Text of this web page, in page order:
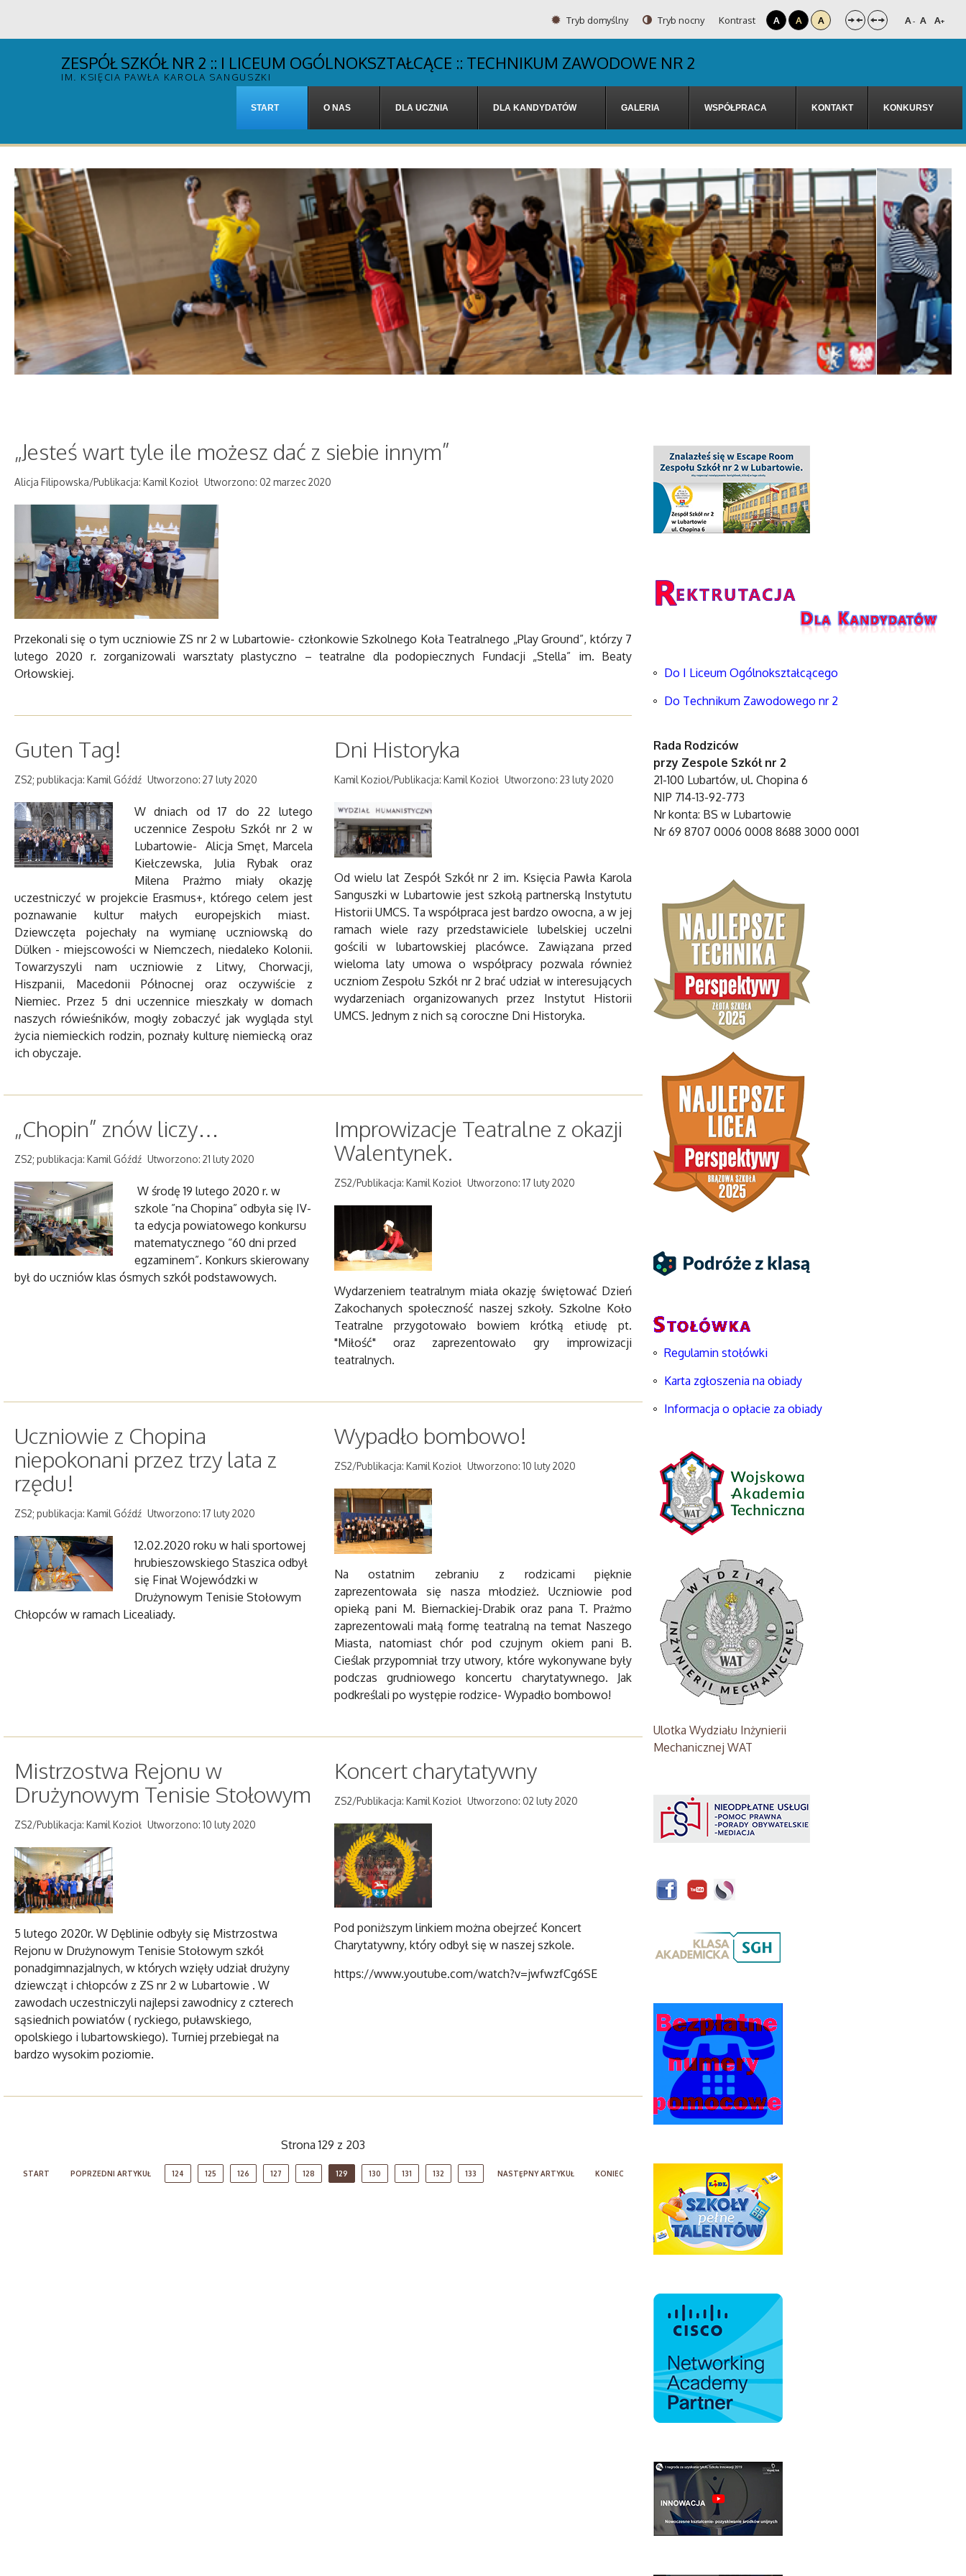
Tryb domyślny Tryb nocny Kontrast A A A A- A A+
ZESPÓŁ SZKÓŁ NR 2 :: I LICEUM OGÓLNOKSZTAŁCĄCE :: TECHNIKUM ZAWODOWE NR 2
IM. KSIĘCIA PAWŁA KAROLA SANGUSZKI
START O NAS DLA UCZNIA DLA KANDYDATÓW GALERIA WSPÓŁPRACA KONTAKT KONKURSY
„Jesteś wart tyle ile możesz dać z siebie innym”
Alicja Filipowska/Publikacja: Kamil Kozioł Utworzono: 02 marzec 2020
Przekonali się o tym uczniowie ZS nr 2 w Lubartowie- członkowie Szkolnego Koła Teatralnego „Play Ground”, którzy 7
lutego 2020 r. zorganizowali warsztaty plastyczno – teatralne dla podopiecznych Fundacji „Stella” im. Beaty
Orłowskiej.
Guten Tag!
ZS2; publikacja: Kamil Góźdź Utworzono: 27 luty 2020
W dniach od 17 do 22 lutego
uczennice Zespołu Szkół nr 2 w
Lubartowie- Alicja Smęt, Marcela
Kiełczewska, Julia Rybak oraz
Milena Prażmo miały okazję
uczestniczyć w projekcie Erasmus+, którego celem jest
poznawanie kultur małych europejskich miast.
Dziewczęta pojechały na wymianę uczniowską do
Dülken - miejscowości w Niemczech, niedaleko Kolonii.
Towarzyszyli nam uczniowie z Litwy, Chorwacji,
Hiszpanii, Macedonii Północnej oraz oczywiście z
Niemiec. Przez 5 dni uczennice mieszkały w domach
naszych rówieśników, mogły zobaczyć jak wygląda styl
życia niemieckich rodzin, poznały kulturę niemiecką oraz
ich obyczaje.
Dni Historyka
Kamil Kozioł/Publikacja: Kamil Kozioł Utworzono: 23 luty 2020
Od wielu lat Zespół Szkół nr 2 im. Księcia Pawła Karola
Sanguszki w Lubartowie jest szkołą partnerską Instytutu
Historii UMCS. Ta współpraca jest bardzo owocna, a w jej
ramach wiele razy przedstawiciele lubelskiej uczelni
gościli w lubartowskiej placówce. Zawiązana przed
wieloma laty umowa o współpracy pozwala również
uczniom Zespołu Szkół nr 2 brać udział w interesujących
wydarzeniach organizowanych przez Instytut Historii
UMCS. Jednym z nich są coroczne Dni Historyka.
„Chopin” znów liczy…
ZS2; publikacja: Kamil Góźdź Utworzono: 21 luty 2020
W środę 19 lutego 2020 r. w
szkole ”na Chopina” odbyła się IV-
ta edycja powiatowego konkursu
matematycznego “60 dni przed
egzaminem”. Konkurs skierowany
był do uczniów klas ósmych szkół podstawowych.
Improwizacje Teatralne z okazji
Walentynek.
ZS2/Publikacja: Kamil Kozioł Utworzono: 17 luty 2020
Wydarzeniem teatralnym miała okazję świętować Dzień
Zakochanych społeczność naszej szkoły. Szkolne Koło
Teatralne przygotowało bowiem krótką etiudę pt.
"Miłość" oraz zaprezentowało gry improwizacji
teatralnych.
Uczniowie z Chopina
niepokonani przez trzy lata z
rzędu!
ZS2; publikacja: Kamil Góźdź Utworzono: 17 luty 2020
12.02.2020 roku w hali sportowej
hrubieszowskiego Staszica odbył
się Finał Wojewódzki w
Drużynowym Tenisie Stołowym
Chłopców w ramach Licealiady.
Wypadło bombowo!
ZS2/Publikacja: Kamil Kozioł Utworzono: 10 luty 2020
Na ostatnim zebraniu z rodzicami pięknie
zaprezentowała się nasza młodzież. Uczniowie pod
opieką pani M. Biernackiej-Drabik oraz pana T. Prażmo
zaprezentowali małą formę teatralną na temat Naszego
Miasta, natomiast chór pod czujnym okiem pani B.
Cieślak przypomniał trzy utwory, które wykonywane były
podczas grudniowego koncertu charytatywnego. Jak
podkreślali po występie rodzice- Wypadło bombowo!
Mistrzostwa Rejonu w
Drużynowym Tenisie Stołowym
ZS2/Publikacja: Kamil Kozioł Utworzono: 10 luty 2020
5 lutego 2020r. W Dęblinie odbyły się Mistrzostwa
Rejonu w Drużynowym Tenisie Stołowym szkół
ponadgimnazjalnych, w których wzięły udział drużyny
dziewcząt i chłopców z ZS nr 2 w Lubartowie . W
zawodach uczestniczyli najlepsi zawodnicy z czterech
sąsiednich powiatów ( ryckiego, puławskiego,
opolskiego i lubartowskiego). Turniej przebiegał na
bardzo wysokim poziomie.
Koncert charytatywny
ZS2/Publikacja: Kamil Kozioł Utworzono: 02 luty 2020
Pod poniższym linkiem można obejrzeć Koncert
Charytatywny, który odbył się w naszej szkole.
https://www.youtube.com/watch?v=jwfwzfCg6SE
Strona 129 z 203
START POPRZEDNI ARTYKUŁ 124 125 126 127 128 129 130 131 132 133 NASTĘPNY ARTYKUŁ KONIEC
Do I Liceum Ogólnokształcącego
Do Technikum Zawodowego nr 2
Rada Rodziców
przy Zespole Szkół nr 2
21-100 Lubartów, ul. Chopina 6
NIP 714-13-92-773
Nr konta: BS w Lubartowie
Nr 69 8707 0006 0008 8688 3000 0001
Regulamin stołówki
Karta zgłoszenia na obiady
Informacja o opłacie za obiady
Ulotka Wydziału Inżynierii
Mechanicznej WAT